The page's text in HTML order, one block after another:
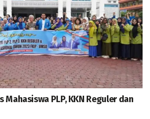
Mahasiswa PLP, KKN Reguler dan